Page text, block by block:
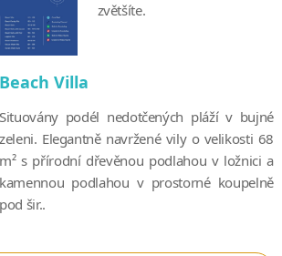
zvětšíte.
Beach Villa
Situovány podél nedotčených pláží v bujné
zeleni. Elegantně navržené vily o velikosti 68
m² s přírodní dřevěnou podlahou v ložnici a
kamennou podlahou v prostorné koupelně
pod šir..